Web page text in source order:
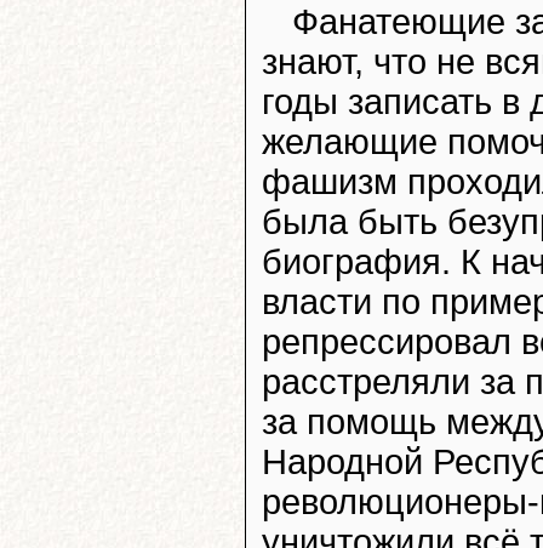
Фанатеющие
знают, что не
годы записать в
желающие
фашизм
была быть
биография. К
власти по
репрессировал
расстреляли за
за помощь
Народной